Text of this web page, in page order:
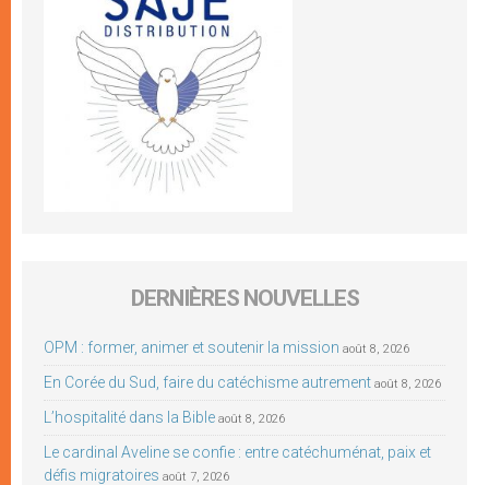
DERNIÈRES NOUVELLES
OPM : former, animer et soutenir la mission août 8, 2026
En Corée du Sud, faire du catéchisme autrement août 8, 2026
L’hospitalité dans la Bible août 8, 2026
Le cardinal Aveline se confie : entre catéchuménat, paix et
défis migratoires août 7, 2026